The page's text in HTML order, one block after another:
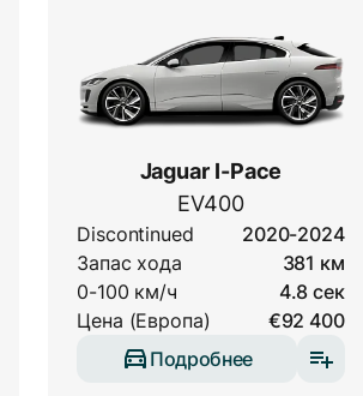
Jaguar I-Pace
EV400
Discontinued
2020-2024
Запас хода
381 км
0-100 км/ч
4.8 сек
Цена (Европа)
€92 400
Подробнее